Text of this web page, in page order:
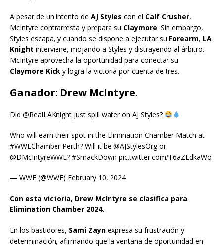
A pesar de un intento de AJ Styles con el Calf Crusher,
McIntyre contrarresta y prepara su Claymore. Sin embargo,
Styles escapa, y cuando se dispone a ejecutar su Forearm, LA
Knight interviene, mojando a Styles y distrayendo al árbitro.
McIntyre aprovecha la oportunidad para conectar su
Claymore Kick y logra la victoria por cuenta de tres.
Ganador: Drew McIntyre.
Did @RealLAKnight just spill water on AJ Styles?
Who will earn their spot in the Elimination Chamber Match at
#WWEChamber Perth? Will it be @AJStylesOrg or
@DMcIntyreWWE? #SmackDown pic.twitter.com/T6aZEdkaWo
— WWE (@WWE) February 10, 2024
Con esta victoria, Drew McIntyre se clasifica para
Elimination Chamber 2024.
En los bastidores, Sami Zayn expresa su frustración y
determinación, afirmando que la ventana de oportunidad en